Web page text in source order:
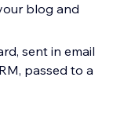
blog and
sent in email
passed to a